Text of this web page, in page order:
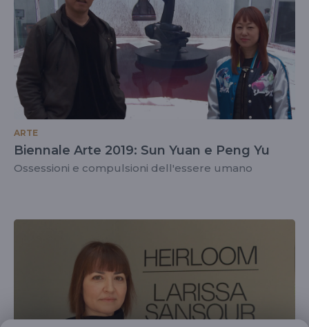
ARTE
Biennale Arte 2019: Sun Yuan e Peng Yu
Ossessioni e compulsioni dell'essere umano